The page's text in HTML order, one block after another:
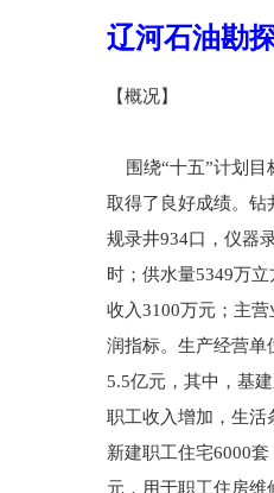
辽河石油勘
【概况】
围绕“十五”计划目
取得了良好成绩。钻
规录井934口，仪器
时；供水量5349万
收入3100万元；主
润指标。生产经营单
5.5亿元，其中，基
职工收入增加，生活
新建职工住宅6000
元，用于职工住房